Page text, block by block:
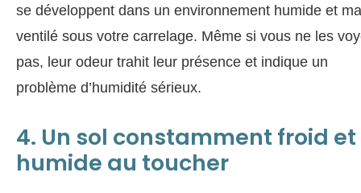
se développent dans un environnement humide et
ventilé sous votre carrelage. Même si vous ne les
pas, leur odeur trahit leur présence et indique un
problème d’humidité sérieux.
4. Un sol constamment froid et
humide au toucher